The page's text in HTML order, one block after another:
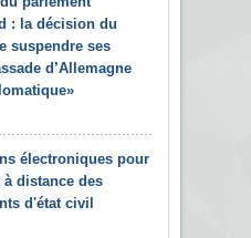
: la décision du
suspendre ses
d’Allemagne
électroniques pour
à distance des
d'état civil